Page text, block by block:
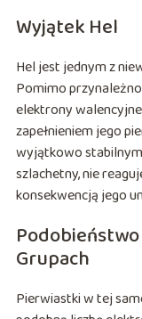
Wyjątek Hel
Hel jest jednym z
Pomimo
elektrony
zapełnieniem jego
wyjątkowo stabilnym
szlachetny, nie
konsekwencją jego
Grupach
Pierwiastki w tej